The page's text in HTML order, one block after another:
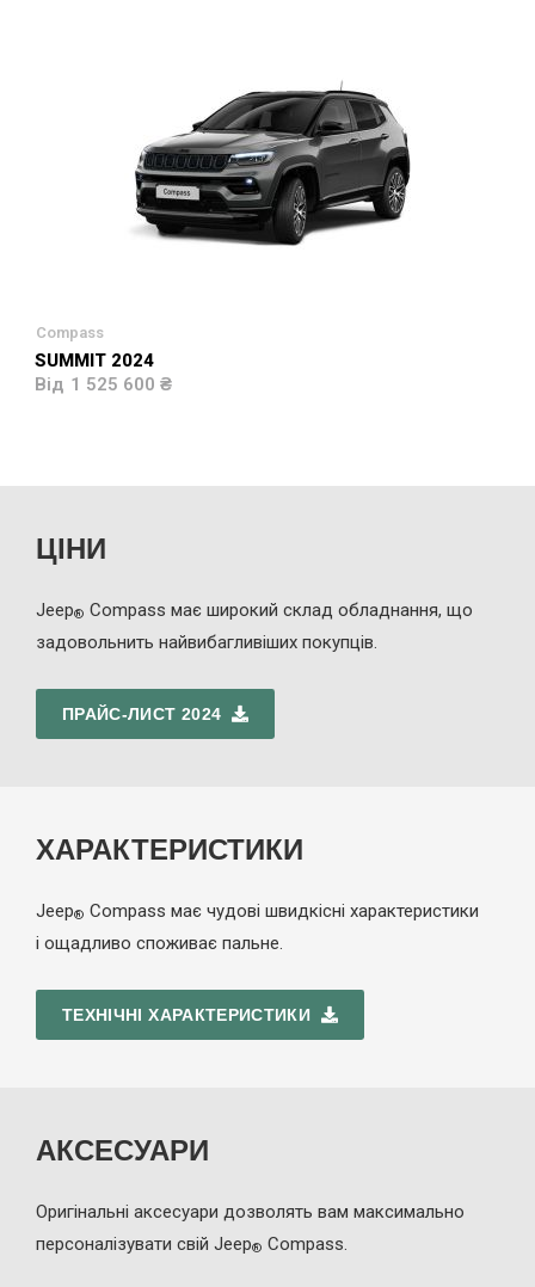
Compass
SUMMIT 2024
1 525 600 ₴
ЦІНИ
Jeep® Compass має широкий склад обладнання, що
задовольнить найвибагливіших покупців.
ПРАЙС-ЛИСТ 2024
ХАРАКТЕРИСТИКИ
Jeep® Compass має чудові швидкісні характеристики
і ощадливо споживає пальне.
ТЕХНІЧНІ ХАРАКТЕРИСТИКИ
АКСЕСУАРИ
Оригінальні аксесуари дозволять вам максимально
персоналізувати свій Jeep® Compass.